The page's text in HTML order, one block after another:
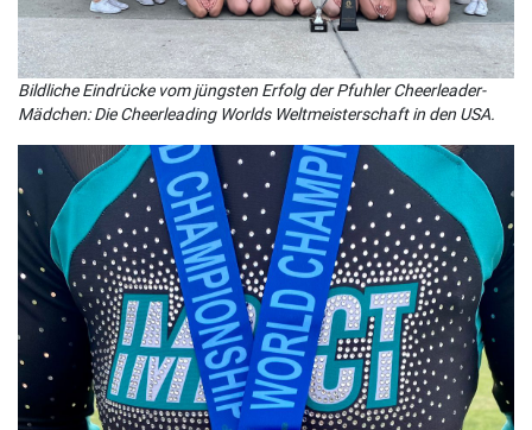
Bildliche Eindrücke vom jüngsten Erfolg der Pfuhler Cheerleader-
Mädchen: Die Cheerleading Worlds Weltmeisterschaft in den USA.